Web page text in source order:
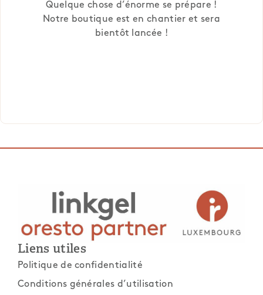
Quelque chose d’énorme se prépare !
Notre boutique est en chantier et sera
bientôt lancée !
Liens utiles
Politique de confidentialité
Conditions générales d’utilisation